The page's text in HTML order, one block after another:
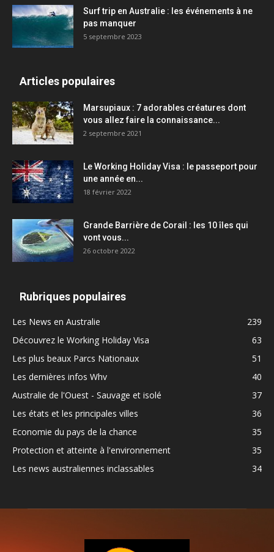
Surf trip en Australie : les événements à ne
pas manquer
5 septembre 2023
Articles populaires
Marsupiaux : 7 adorables créatures dont
vous allez faire la connaissance...
2 septembre 2021
Le Working Holiday Visa : le passeport pour
une année en...
18 février 2022
Grande Barrière de Corail : les 10 îles qui
vont vous...
26 octobre 2022
Rubriques populaires
Les News en Australie
239
Découvrez le Working Holiday Visa
63
Les plus beaux Parcs Nationaux
51
Les dernières infos Whv
40
Australie de l'Ouest - Sauvage et isolé
37
Les états et les principales villes
36
Economie du pays de la chance
35
Protection et atteinte à l'environnement
35
Les news australiennes inclassables
34